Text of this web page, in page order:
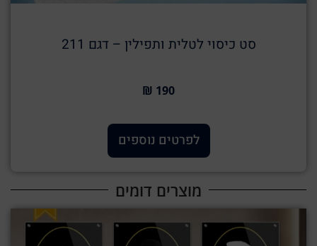
סט כיסוי לטלית ותפילין – דגם 211
190 ₪
לפרטים נוספים
מוצרים דומים